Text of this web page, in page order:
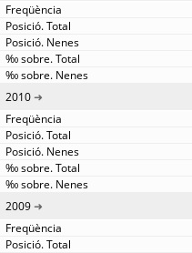
2010
2009